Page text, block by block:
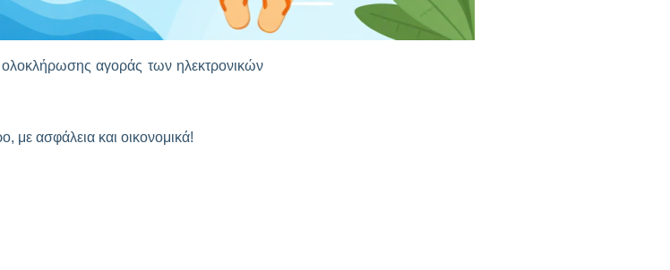
αγοράς των ηλεκτρονικών
ασφάλεια και οικονομικά!